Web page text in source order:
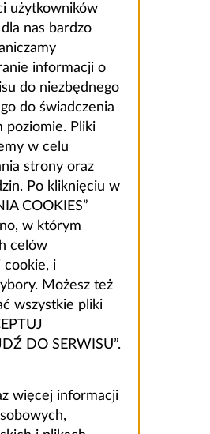
użytkowników
nas bardzo
informacji o
do niezbędnego
do świadczenia
poziomie. Pliki
w celu
strony oraz
Po kliknięciu w
COOKIES”
w którym
celów
cookie, i
Możesz też
wszystkie pliki
DO SERWISU”.
więcej informacji